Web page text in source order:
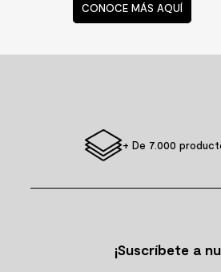
CONOCE MÁS AQUÍ
+ De 7.000
¡Suscríbete a